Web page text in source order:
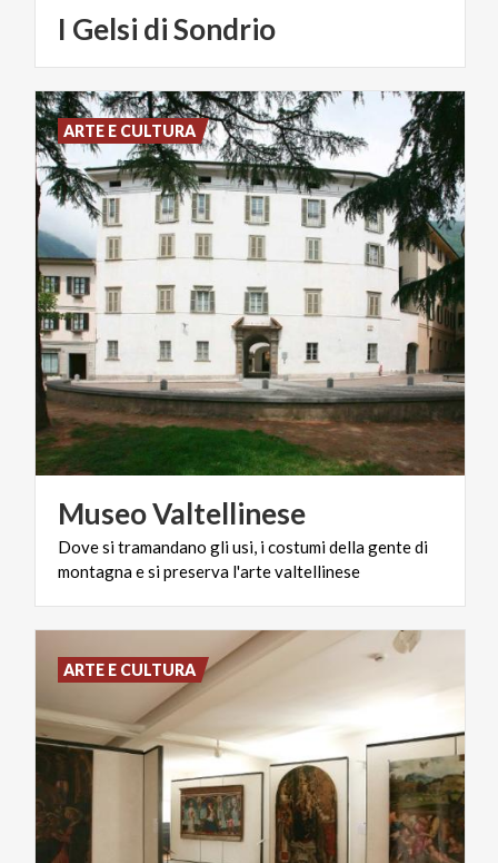
I Gelsi diSondrio
MuseoValtellinese
Dovesitramandano gliusi, icostumidellagentedi
montagnaesipreserva l'artevaltellinese
ARTE E CULTURA
ARTE E CULTURA